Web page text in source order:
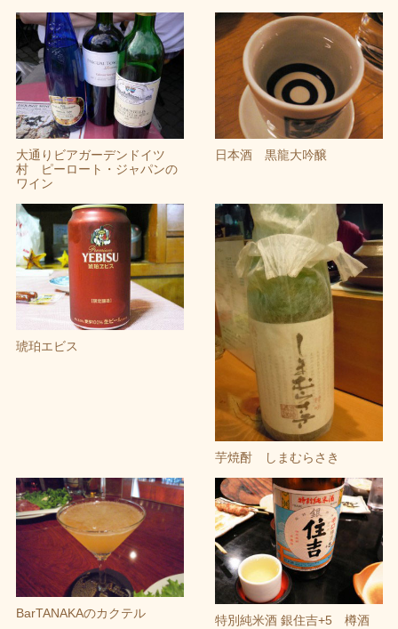
大通りビアガーデンドイツ
村 ピーロート・ジャパンの
ワイン
日本酒 黒龍大吟醸
琥珀エビス
芋焼酎 しまむらさき
BarTANAKAのカクテル
特別純米酒 銀住吉+5 樽酒